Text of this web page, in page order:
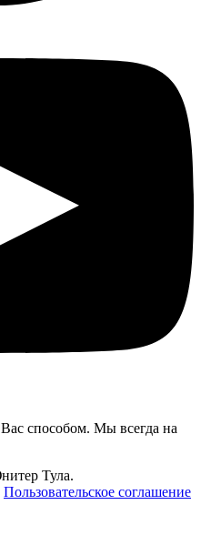
способом. Мы всегда на
Тула.
Пользовательское соглашение